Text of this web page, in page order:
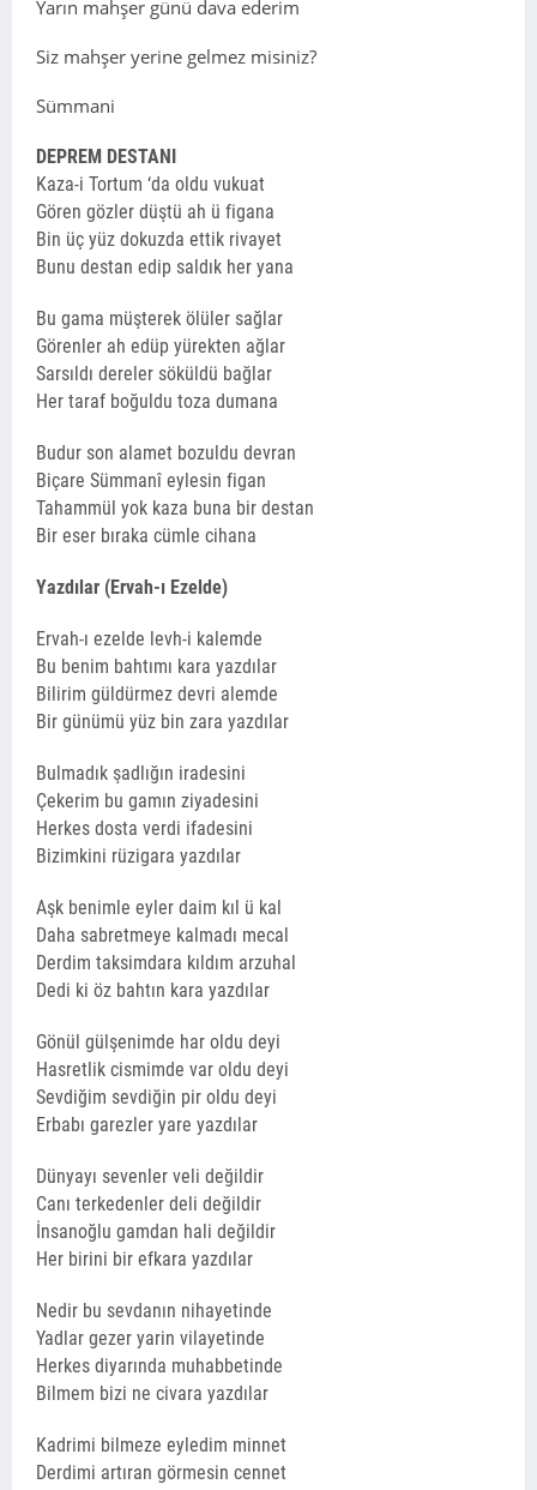
Yarın mahşer günü dava ederim
Siz mahşer yerine gelmez misiniz?
Sümmani
DEPREM DESTANI
Kaza-i Tortum ‘da oldu vukuat
Gören gözler düştü ah ü figana
Bin üç yüz dokuzda ettik rivayet
Bunu destan edip saldık her yana
Bu gama müşterek ölüler sağlar
Görenler ah edüp yürekten ağlar
Sarsıldı dereler söküldü bağlar
Her taraf boğuldu toza dumana
Budur son alamet bozuldu devran
Biçare Sümmanî eylesin figan
Tahammül yok kaza buna bir destan
Bir eser bıraka cümle cihana
Yazdılar (Ervah-ı Ezelde)
Ervah-ı ezelde levh-i kalemde
Bu benim bahtımı kara yazdılar
Bilirim güldürmez devri alemde
Bir günümü yüz bin zara yazdılar
Bulmadık şadlığın iradesini
Çekerim bu gamın ziyadesini
Herkes dosta verdi ifadesini
Bizimkini rüzigara yazdılar
Aşk benimle eyler daim kıl ü kal
Daha sabretmeye kalmadı mecal
Derdim taksimdara kıldım arzuhal
Dedi ki öz bahtın kara yazdılar
Gönül gülşenimde har oldu deyi
Hasretlik cismimde var oldu deyi
Sevdiğim sevdiğin pir oldu deyi
Erbabı garezler yare yazdılar
Dünyayı sevenler veli değildir
Canı terkedenler deli değildir
İnsanoğlu gamdan hali değildir
Her birini bir efkara yazdılar
Nedir bu sevdanın nihayetinde
Yadlar gezer yarin vilayetinde
Herkes diyarında muhabbetinde
Bilmem bizi ne civara yazdılar
Kadrimi bilmeze eyledim minnet
Derdimi artıran görmesin cennet